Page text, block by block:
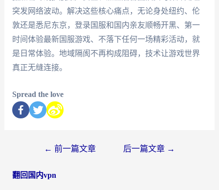
突发网络波动。解决这些核心痛点，无论身处纽约、伦
敦还是悉尼东京，登录国服和国内亲友顺畅开黑、第一
时间体验最新国服游戏、不落下任何一场精彩活动，就
是日常体验。地域隔阂不再构成阻碍，技术让游戏世界
真正无缝连接。
Spread the love
← 前一篇文章 后一篇文章 →
翻回国内vpn